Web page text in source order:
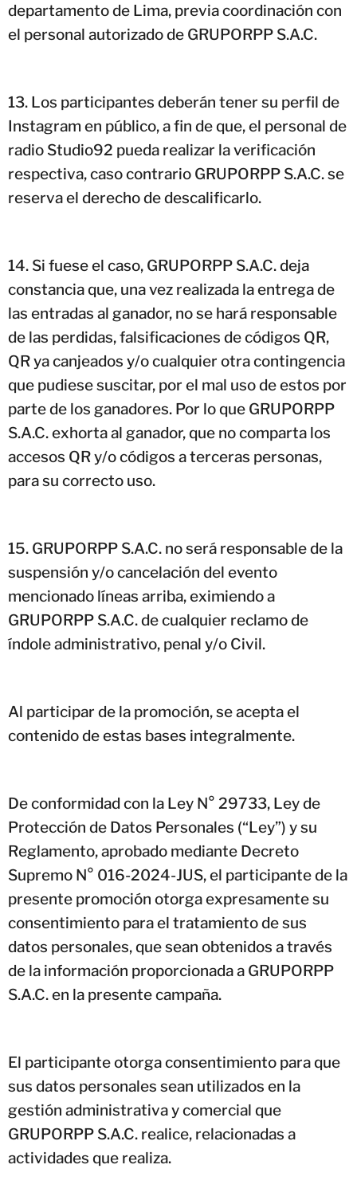
departamento de Lima, previa coordinación con
el personal autorizado de GRUPORPP S.A.C.
Los participantes deberán tener su perfil de
Instagram en público, a fin de que, el personal de
radio Studio92 pueda realizar la verificación
respectiva, caso contrario GRUPORPP S.A.C. se
reserva el derecho de descalificarlo.
Si fuese el caso, GRUPORPP S.A.C. deja
constancia que, una vez realizada la entrega de
las entradas al ganador, no se hará responsable
de las perdidas, falsificaciones de códigos QR,
QR ya canjeados y/o cualquier otra contingencia
que pudiese suscitar, por el mal uso de estos por
parte de los ganadores. Por lo que GRUPORPP
S.A.C. exhorta al ganador, que no comparta los
accesos QR y/o códigos a terceras personas,
para su correcto uso.
GRUPORPP S.A.C. no será responsable de la
suspensión y/o cancelación del evento
mencionado líneas arriba, eximiendo a
GRUPORPP S.A.C. de cualquier reclamo de
índole administrativo, penal y/o Civil.
Al participar de la promoción, se acepta el
contenido de estas bases integralmente.
De conformidad con la Ley N° 29733, Ley de
Protección de Datos Personales (“Ley”) y su
Reglamento, aprobado mediante Decreto
Supremo N° 016-2024-JUS, el participante de la
presente promoción otorga expresamente su
consentimiento para el tratamiento de sus
datos personales, que sean obtenidos a través
de la información proporcionada a GRUPORPP
S.A.C. en la presente campaña.
El participante otorga consentimiento para que
sus datos personales sean utilizados en la
gestión administrativa y comercial que
GRUPORPP S.A.C. realice, relacionadas a
actividades que realiza.